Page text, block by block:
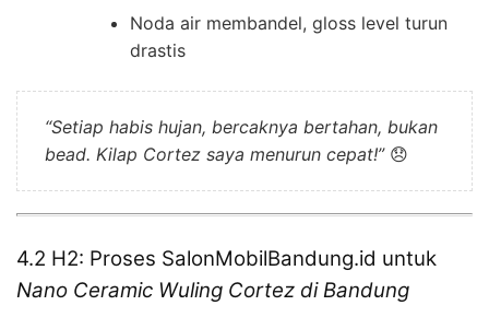
Noda air membandel, gloss level turun
drastis
“Setiap habis hujan, bercaknya bertahan, bukan
bead. Kilap Cortez saya menurun cepat!”😞
4.2 H2: Proses SalonMobilBandung.id untuk
Nano Ceramic Wuling Cortez di Bandung